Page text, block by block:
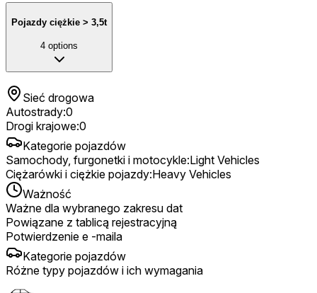
Pojazdy ciężkie > 3,5t
4 options
Sieć drogowa
Autostrady:0
Drogi krajowe:0
Kategorie pojazdów
Samochody, furgonetki i motocykle:Light Vehicles
Ciężarówki i ciężkie pojazdy:Heavy Vehicles
Ważność
Ważne dla wybranego zakresu dat
Powiązane z tablicą rejestracyjną
Potwierdzenie e -maila
Kategorie pojazdów
Różne typy pojazdów i ich wymagania